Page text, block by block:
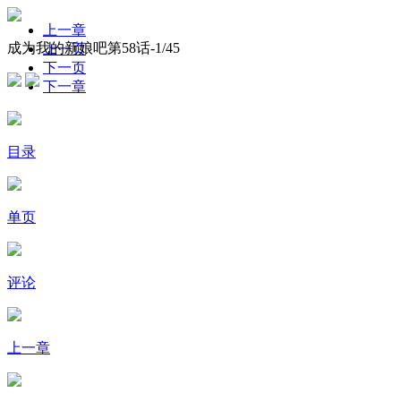
成为我的新娘吧第58话-1/45
上一章
上一页
下一页
下一章
目录
单页
评论
上一章